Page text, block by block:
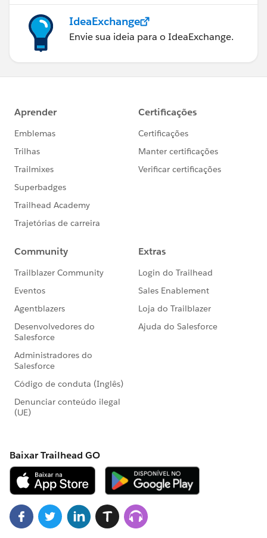
IdeaExchange
Envie sua ideia para o IdeaExchange.